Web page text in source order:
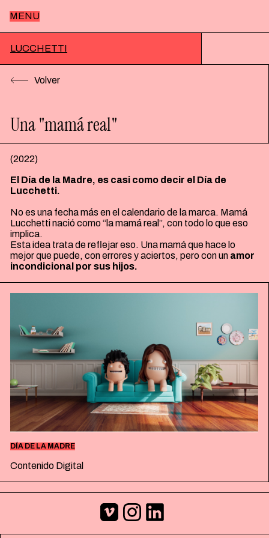
LUCCHETTI
MENU
Inicio
Trabajos
Notas
Contacto
ESPAÑOL ENGLISH
Volver
Una "mamá real"
DÍA DE LA MADRE
Contenido Digital
(2022)
El Día de la Madre, es casi como decir el Día de
Lucchetti.
No es una fecha más en el calendario de la marca. Mamá
Lucchetti nació como “la mamá real”, con todo lo que eso
implica.
Esta idea trata de reflejar eso. Una mamá que hace lo
mejor que puede, con errores y aciertos, pero con un amor
incondicional por sus hijos.